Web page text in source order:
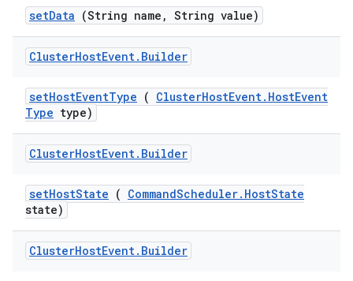
setData (String name , String value)
ClusterHostEvent. Builder
setHostEventType ( ClusterHostEvent. HostEvent
Type type)
ClusterHostEvent. Builder
setHostState ( CommandScheduler. HostState
state)
ClusterHostEvent. Builder